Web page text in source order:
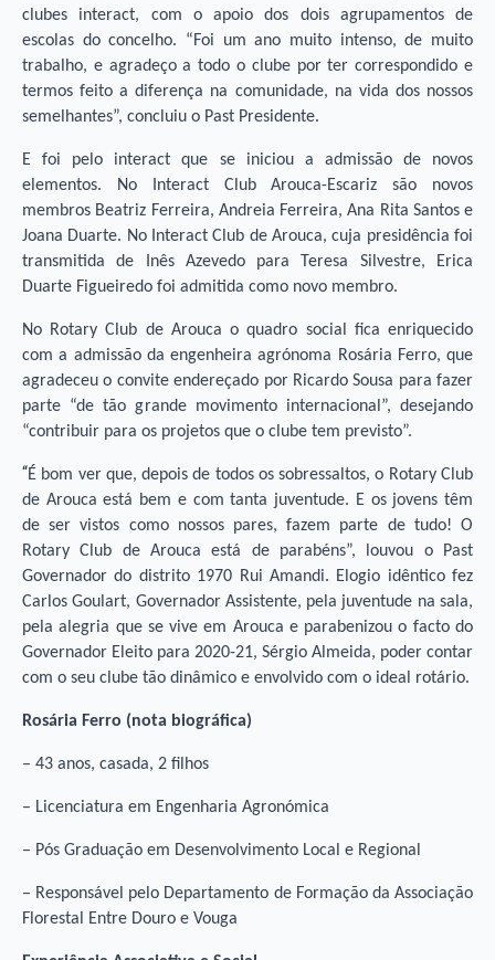
clubes interact, com o apoio dos dois agrupamentos de
escolas do concelho. “Foi um ano muito intenso, de muito
trabalho, e agradeço a todo o clube por ter correspondido e
termos feito a diferença na comunidade, na vida dos nossos
semelhantes”, concluiu o Past Presidente.
E foi pelo interact que se iniciou a admissão de novos
elementos. No Interact Club Arouca-Escariz são novos
membros Beatriz Ferreira, Andreia Ferreira, Ana Rita Santos e
Joana Duarte. No Interact Club de Arouca, cuja presidência foi
transmitida de Inês Azevedo para Teresa Silvestre, Erica
Duarte Figueiredo foi admitida como novo membro.
No Rotary Club de Arouca o quadro social fica enriquecido
com a admissão da engenheira agrónoma Rosária Ferro, que
agradeceu o convite endereçado por Ricardo Sousa para fazer
parte “de tão grande movimento internacional”, desejando
“contribuir para os projetos que o clube tem previsto”.
“É bom ver que, depois de todos os sobressaltos, o Rotary Club
de Arouca está bem e com tanta juventude. E os jovens têm
de ser vistos como nossos pares, fazem parte de tudo! O
Rotary Club de Arouca está de parabéns”, louvou o Past
Governador do distrito 1970 Rui Amandi. Elogio idêntico fez
Carlos Goulart, Governador Assistente, pela juventude na sala,
pela alegria que se vive em Arouca e parabenizou o facto do
Governador Eleito para 2020-21, Sérgio Almeida, poder contar
com o seu clube tão dinâmico e envolvido com o ideal rotário.
Rosária Ferro (nota biográfica)
– 43 anos, casada, 2 filhos
– Licenciatura em Engenharia Agronómica
– Pós Graduação em Desenvolvimento Local e Regional
– Responsável pelo Departamento de Formação da Associação
Florestal Entre Douro e Vouga